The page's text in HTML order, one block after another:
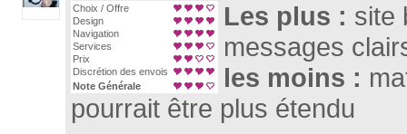
Choix / Offre
Design
Navigation
Services
Prix
Discrétion des envois
Note Générale
Les plus : site
messages
les moins :
pourrait être plus étendu